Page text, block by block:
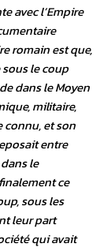
avec l’Empire
romain est que,
le coup
dans le Moyen
militaire,
et son
entre
le
ce
sous les
leur part
qui avait